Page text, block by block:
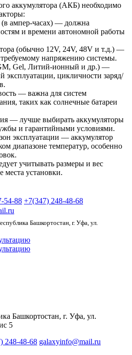
аккумулятора (АКБ) необходимо
(в ампер-часах) — должна
и времени автономной работы
(обычно 12V, 24V, 48V и т.д.) —
требуемому напряжению системы.
Gel, Литий-ионный и др.) —
эксплуатации, цикличности заряд/
— важна для систем
таких как солнечные батареи
— лучше выбирать аккумуляторы
и гарантийными условиями.
эксплуатации — аккумулятор
диапазоне температур, особенно
учитывать размеры и вес
места установки.
54-88 +7(347) 248-48-68
Башкортостан, г. Уфа, ул.
Башкортостан, г. Уфа, ул.
5
248-48-68 galaxyinfo@mail.ru